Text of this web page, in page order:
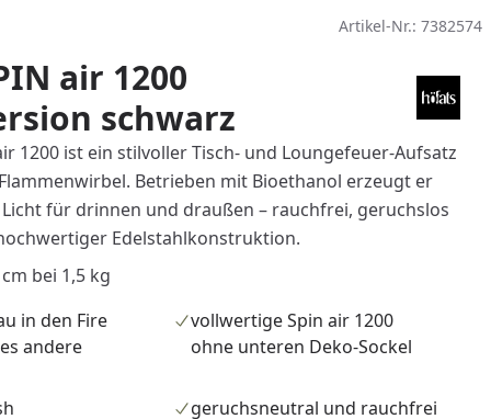
Artikel-Nr.: 7382574
air 1200
schwarz
1200 ist ein stilvoller Tisch- und Loungefeuer-Aufsatz
Betrieben mit Bioethanol erzeugt er
für drinnen und draußen – rauchfrei, geruchslos
Edelstahlkonstruktion.
bei 1,5 kg
in den Fire
andere
vollwertige Spin air 1200
ohne unteren Deko-Sockel
geruchsneutral und rauchfrei